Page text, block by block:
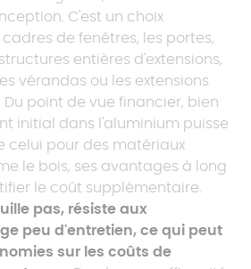
C'est un choix
de fenêtres, les portes,
entières d'extensions,
vérandas ou les extensions
point de vue financier, bien
initial dans l'aluminium puisse
celui pour des matériaux
le bois, ses avantages à long
le coût supplémentaire.
pas, résiste aux
peu d'entretien, ce qui peut
sur les coûts de